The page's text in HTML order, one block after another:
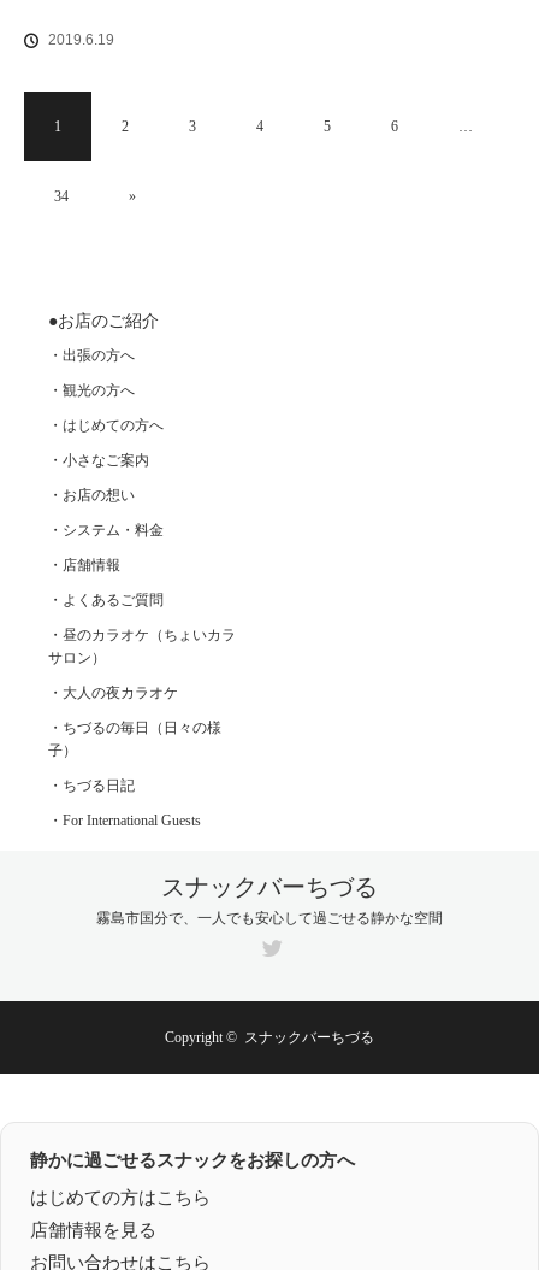
2019.6.19
1 2 3 4 5 6 …
34 »
●お店のご紹介
・出張の方へ
・観光の方へ
・はじめての方へ
・小さなご案内
・お店の想い
・システム・料金
・店舗情報
・よくあるご質問
・昼のカラオケ（ちょいカラ
サロン）
・大人の夜カラオケ
・ちづるの毎日（日々の様
子）
・ちづる日記
・For International Guests
スナックバーちづる
霧島市国分で、一人でも安心して過ごせる静かな空間
Copyright © スナックバーちづる
静かに過ごせるスナックをお探しの方へ
はじめての方はこちら
店舗情報を見る
お問い合わせはこちら